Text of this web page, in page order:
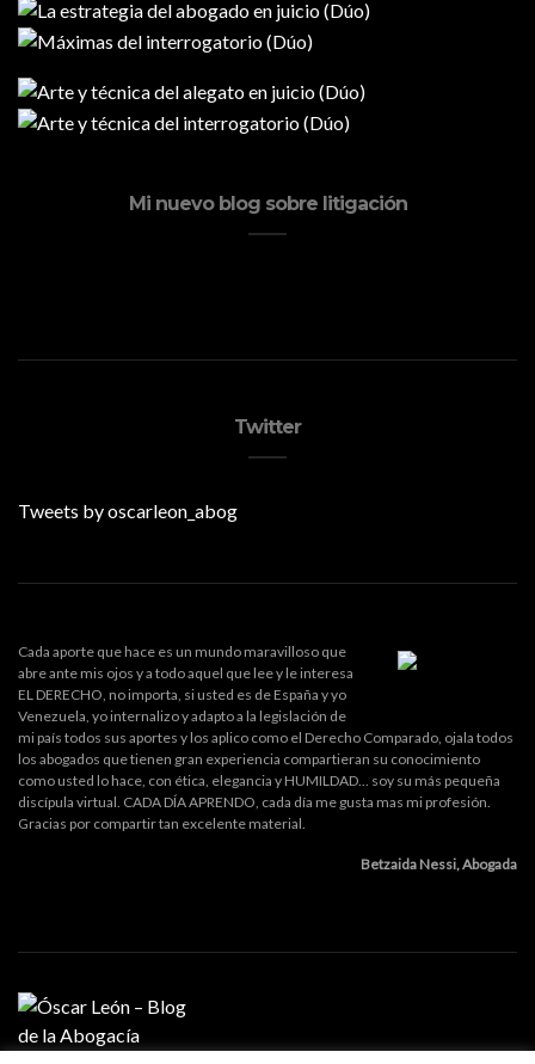
Mi nuevo blog sobre litigación
Twitter
Tweets by oscarleon_abog
Cada aporte que hace es un mundo maravilloso que
abre ante mis ojos y a todo aquel que lee y le interesa
EL DERECHO, no importa, si usted es de España y yo
Venezuela, yo internalizo y adapto a la legislación de
mi país todos sus aportes y los aplico como el Derecho Comparado, ojala todos
los abogados que tienen gran experiencia compartieran su conocimiento
como usted lo hace, con ética, elegancia y HUMILDAD... soy su más pequeña
discípula virtual. CADA DÍA APRENDO, cada día me gusta mas mi profesión.
Gracias por compartir tan excelente material.
Betzaida Nessi, Abogada